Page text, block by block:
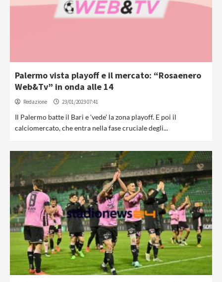
Palermo vista playoff e il mercato: “Rosaenero
Web&Tv” in onda alle 14
Redazione 23/01/2023 07:41
Il Palermo batte il Bari e 'vede' la zona playoff. E poi il
calciomercato, che entra nella fase cruciale degli...